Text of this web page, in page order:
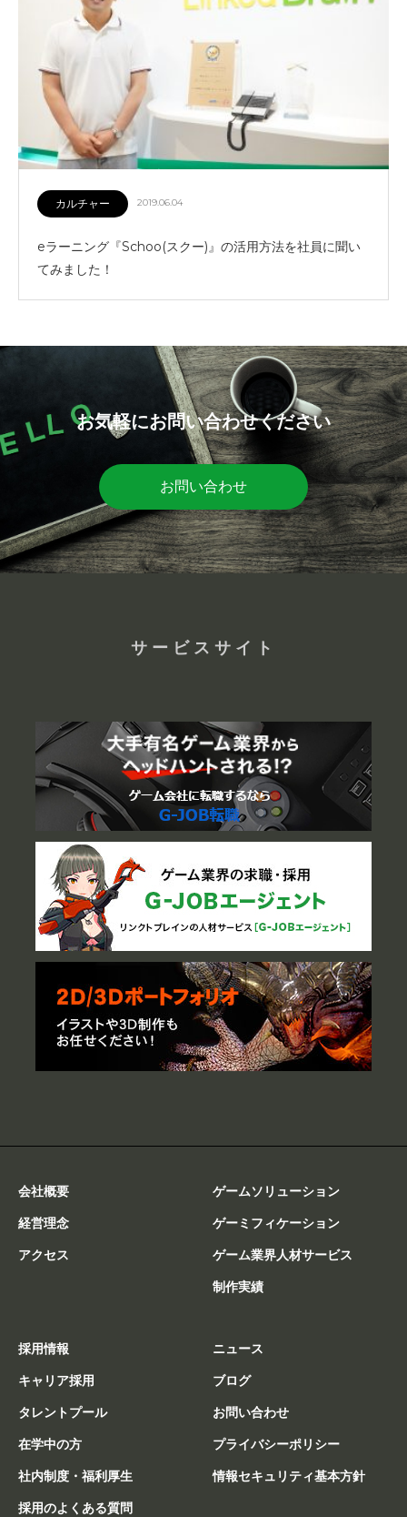
カルチャー 2019.06.04
eラーニング『Schoo(スクー)』の活用方法を社員に聞い
てみました！
お気軽にお問い合わせください
お問い合わせ
サービスサイト
会社概要
経営理念
アクセス
ゲームソリューション
ゲーミフィケーション
ゲーム業界人材サービス
制作実績
採用情報
キャリア採用
タレントプール
在学中の方
社内制度・福利厚生
採用のよくある質問
ニュース
ブログ
お問い合わせ
プライバシーポリシー
情報セキュリティ基本方針